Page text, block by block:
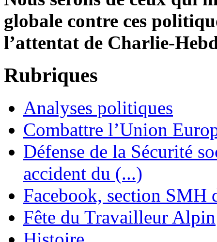
globale contre ces
l’attentat de Charlie-
Rubriques
Analyses politiques
Combattre l’Union
Défense de la Sécurité
accident du (...)
Facebook, section SMH
Fête du Travailleur Alpin